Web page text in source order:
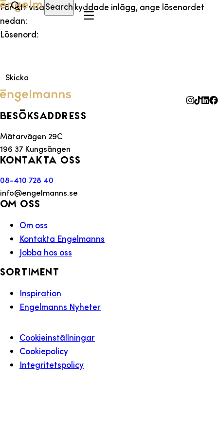
Search
För att visa detta skyddade inlägg, ange lösenordet
nedan:
Lösenord:
Besöksaddress
Mätarvägen 29C
196 37 Kungsängen
Kontakta oss
08-410 728 40
info@engelmanns.se
Om oss
Om oss
Kontakta Engelmanns
Jobba hos oss
Sortiment
Inspiration
Engelmanns Nyheter
Cookieinställningar
Cookiepolicy
Integritetspolicy